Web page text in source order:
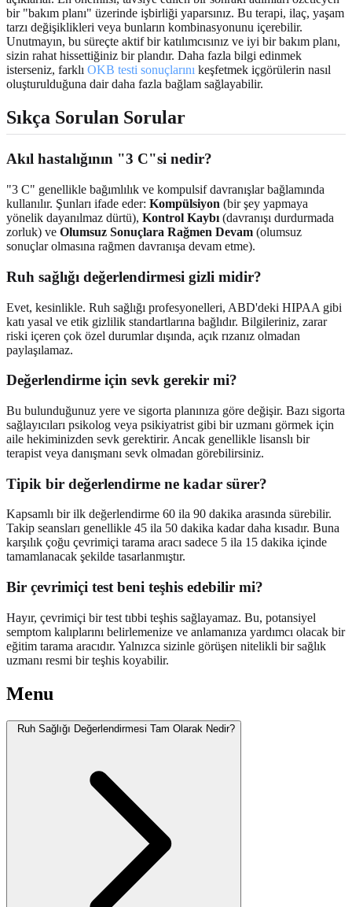
bir "bakım planı" üzerinde işbirliği yaparsınız. Bu terapi, ilaç, yaşam
tarzı değişiklikleri veya bunların kombinasyonunu içerebilir.
Unutmayın, bu süreçte aktif bir katılımcısınız ve iyi bir bakım planı,
sizin rahat hissettiğiniz bir plandır. Daha fazla bilgi edinmek
isterseniz, farklı OKB testi sonuçlarını keşfetmek içgörülerin nasıl
oluşturulduğuna dair daha fazla bağlam sağlayabilir.
Sıkça Sorulan Sorular
Akıl hastalığının "3 C"si nedir?
"3 C" genellikle bağımlılık ve kompulsif davranışlar bağlamında
kullanılır. Şunları ifade eder: Kompülsiyon (bir şey yapmaya
yönelik dayanılmaz dürtü), Kontrol Kaybı (davranışı durdurmada
zorluk) ve Olumsuz Sonuçlara Rağmen Devam (olumsuz
sonuçlar olmasına rağmen davranışa devam etme).
Ruh sağlığı değerlendirmesi gizli midir?
Evet, kesinlikle. Ruh sağlığı profesyonelleri, ABD'deki HIPAA gibi
katı yasal ve etik gizlilik standartlarına bağlıdır. Bilgileriniz, zarar
riski içeren çok özel durumlar dışında, açık rızanız olmadan
paylaşılamaz.
Değerlendirme için sevk gerekir mi?
Bu bulunduğunuz yere ve sigorta planınıza göre değişir. Bazı sigorta
sağlayıcıları psikolog veya psikiyatrist gibi bir uzmanı görmek için
aile hekiminizden sevk gerektirir. Ancak genellikle lisanslı bir
terapist veya danışmanı sevk olmadan görebilirsiniz.
Tipik bir değerlendirme ne kadar sürer?
Kapsamlı bir ilk değerlendirme 60 ila 90 dakika arasında sürebilir.
Takip seansları genellikle 45 ila 50 dakika kadar daha kısadır. Buna
karşılık çoğu çevrimiçi tarama aracı sadece 5 ila 15 dakika içinde
tamamlanacak şekilde tasarlanmıştır.
Bir çevrimiçi test beni teşhis edebilir mi?
Hayır, çevrimiçi bir test tıbbi teşhis sağlayamaz. Bu, potansiyel
semptom kalıplarını belirlemenize ve anlamanıza yardımcı olacak bir
eğitim tarama aracıdır. Yalnızca sizinle görüşen nitelikli bir sağlık
uzmanı resmi bir teşhis koyabilir.
Menu
Ruh Sağlığı Değerlendirmesi Tam Olarak Nedir?